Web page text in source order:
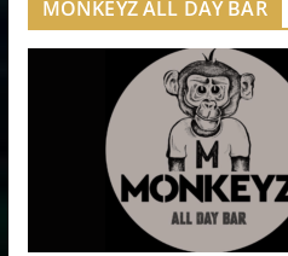
MONKEYZ ALL DAY BAR